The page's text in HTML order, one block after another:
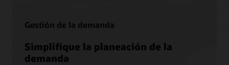
Soporte
My Oracle Support
Políticas y medidas de soporte
Gestión de la demanda
Simplifique la planeación de la
demanda